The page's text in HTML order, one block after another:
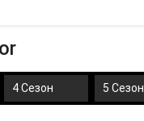
4 Сезон 5 Сезон